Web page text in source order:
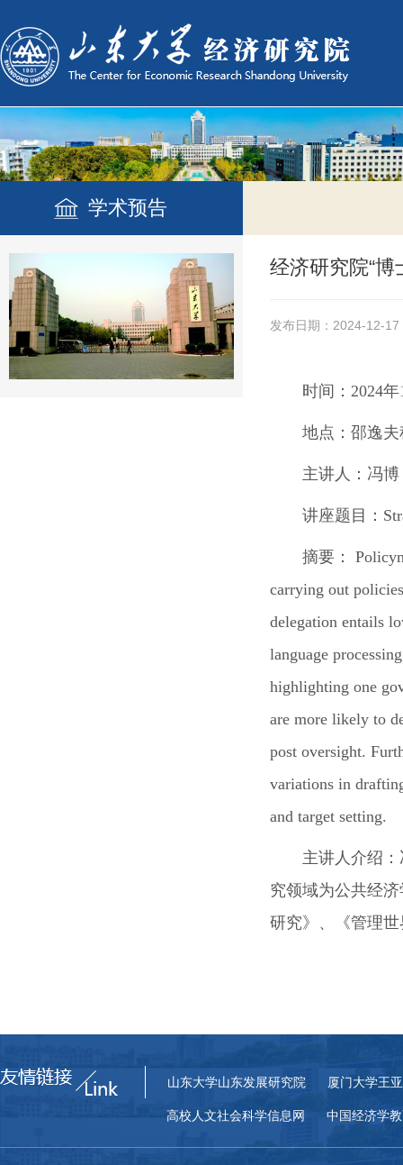
学术预告
经济研究院“
发布日期：2024-12-17
时间： 2024
地点： 邵逸夫
主讲人： 冯博
讲座题目：
摘要：
carrying out
delegation entails
language
highlighting one
are more likely to
post oversight.
variations in
and target setting.
主讲人介绍：
究领域为公共经
研究》、《管理
山东大学山东发展研究院 厦门大学王
高校人文社会科学信息网 中国经济学